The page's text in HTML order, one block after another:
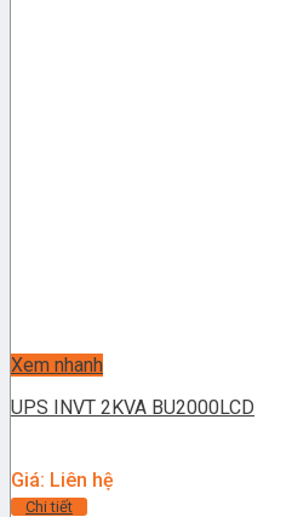
Xem nhanh
UPS INVT 2KVA BU2000LCD
Giá: Liên hệ
Chi tiết